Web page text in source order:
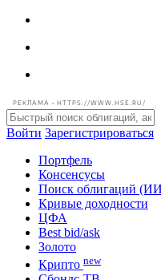
РЕКЛАМА • HTTPS://WWW.HSE.RU/
Войти Зарегистрироваться
Портфель
Консенсусы
Поиск облигаций (ИИ)
Кривые доходности
ЦФА